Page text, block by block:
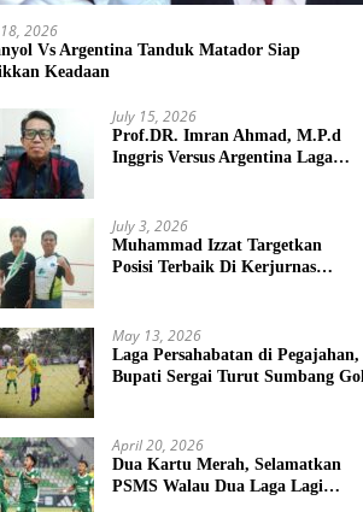
2026
Vs Argentina Tanduk Matador Siap
Keadaan
July 15, 2026
Prof.DR. Imran Ahmad, M.P.d
Inggris Versus Argentina Laga
July 3, 2026
Muhammad Izzat Targetkan
Posisi Terbaik Di Kerjurnas
May 13, 2026
Laga Persahabatan di Pegajahan,
Bupati Sergai Turut Sumbang Gol
April 20, 2026
Dua Kartu Merah, Selamatkan
PSMS Walau Dua Laga Lagi